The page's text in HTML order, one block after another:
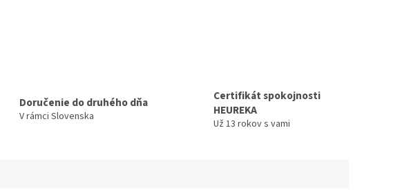
Doručenie do druhého dňa
V rámci Slovenska
Certifikát spokojnosti
HEUREKA
Už 13 rokov s vami